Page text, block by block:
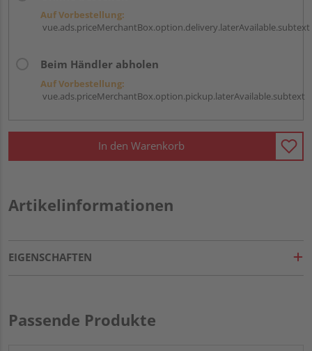
Auf Vorbestellung:
vue.ads.priceMerchantBox.option.delivery.laterAvailable.subtext
Beim Händler abholen
Auf Vorbestellung:
vue.ads.priceMerchantBox.option.pickup.laterAvailable.subtext
In den Warenkorb
Artikelinformationen
EIGENSCHAFTEN
Passende Produkte